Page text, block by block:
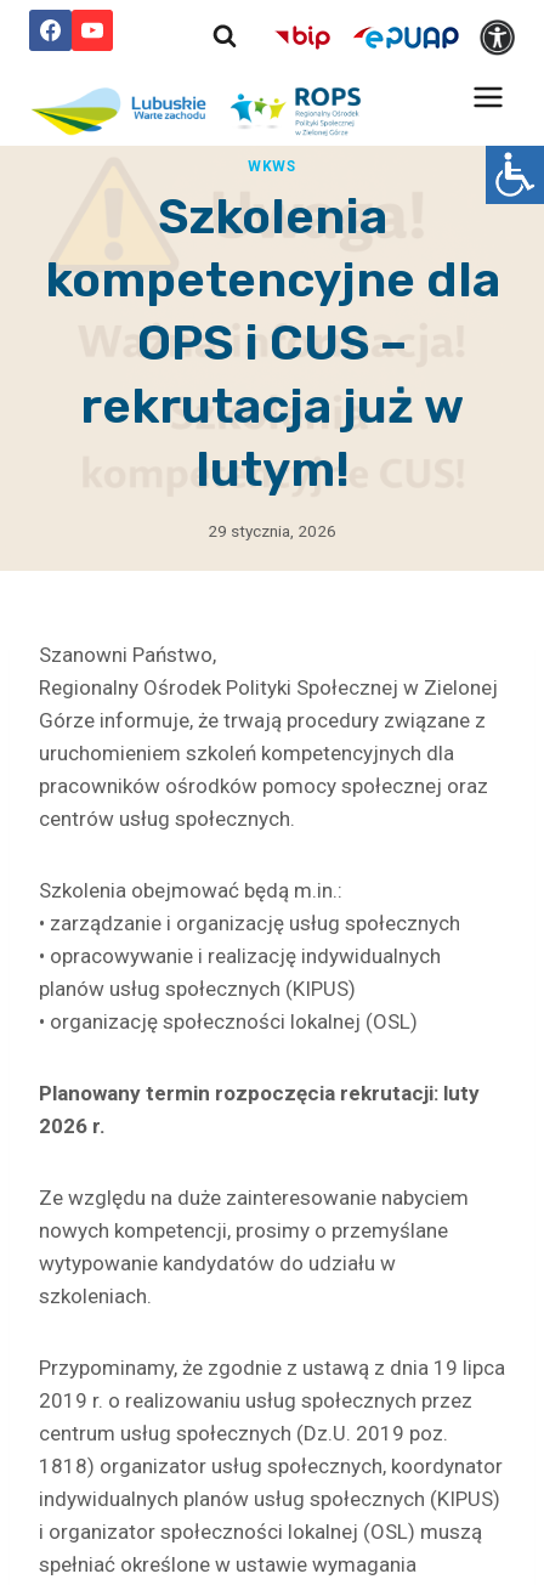
Przejdź
WKWS
Szkolenia
kompetencyjne dla
OPS i CUS –
rekrutacja już w
lutym!
29 stycznia, 2026
Szanowni Państwo,
Regionalny Ośrodek Polityki Społecznej w Zielonej
Górze informuje, że trwają procedury związane z
uruchomieniem szkoleń kompetencyjnych dla
pracowników ośrodków pomocy społecznej oraz
centrów usług społecznych.
Szkolenia obejmować będą m.in.:
• zarządzanie i organizację usług społecznych
• opracowywanie i realizację indywidualnych
planów usług społecznych (KIPUS)
• organizację społeczności lokalnej (OSL)
Planowany termin rozpoczęcia rekrutacji: luty
2026 r.
Ze względu na duże zainteresowanie nabyciem
nowych kompetencji, prosimy o przemyślane
wytypowanie kandydatów do udziału w
szkoleniach.
Przypominamy, że zgodnie z ustawą z dnia 19 lipca
2019 r. o realizowaniu usług społecznych przez
centrum usług społecznych (Dz.U. 2019 poz.
1818) organizator usług społecznych, koordynator
indywidualnych planów usług społecznych (KIPUS)
i organizator społeczności lokalnej (OSL) muszą
spełniać określone w ustawie wymagania